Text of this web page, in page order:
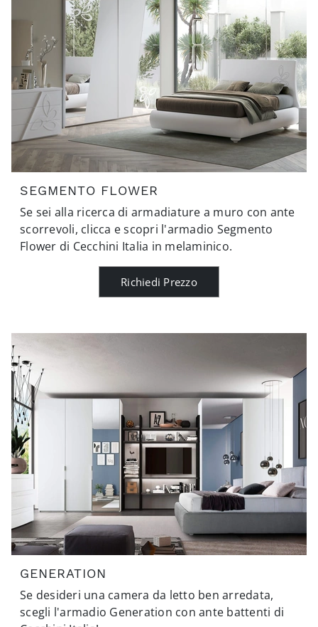
SEGMENTO FLOWER
Se sei alla ricerca di armadiature a muro con ante
scorrevoli, clicca e scopri l'armadio Segmento
Flower di Cecchini Italia in melaminico.
Richiedi Prezzo
GENERATION
Se desideri una camera da letto ben arredata,
scegli l'armadio Generation con ante battenti di